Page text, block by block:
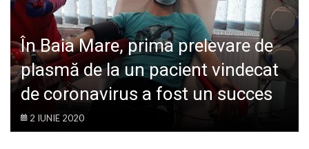
LIFE
În Baia Mare, prima prelevare de
plasmă de la un pacient vindecat
de coronavirus a fost un succes
2 IUNIE 2020